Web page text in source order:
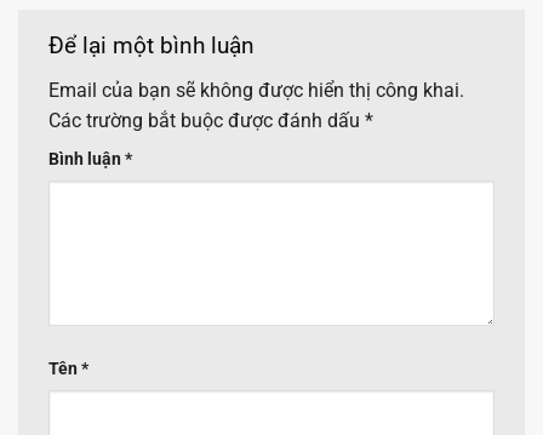
Để lại một bình luận
Email của bạn sẽ không được hiển thị công khai.
Các trường bắt buộc được đánh dấu *
Bình luận *
Tên *